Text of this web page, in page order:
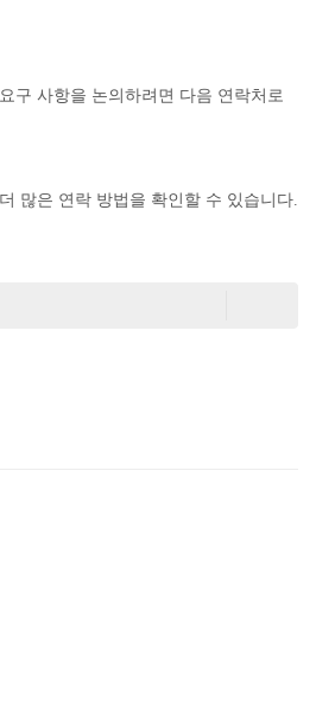
구 사항을 논의하려면 다음 연락처로
많은 연락 방법을 확인할 수 있습니다.